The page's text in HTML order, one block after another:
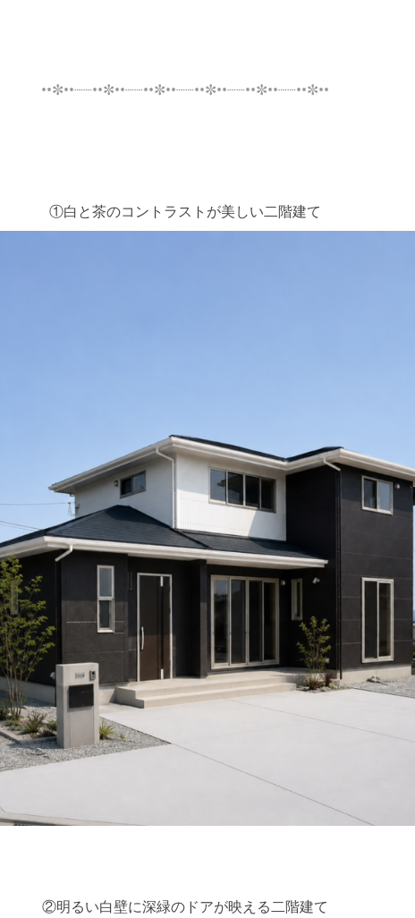
••✼••┈┈••✼••┈┈••✼••┈┈••✼••┈┈••✼••┈┈••✼••
①白と茶のコントラストが美しい二階建て
②明るい白壁に深緑のドアが映える二階建て